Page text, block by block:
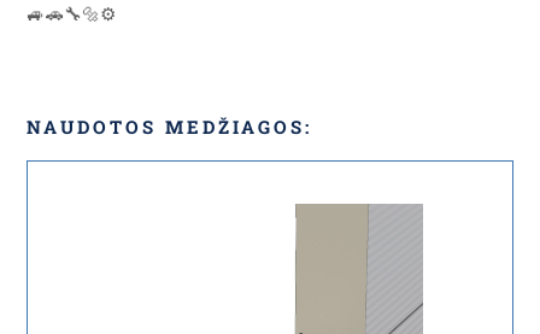
🚙🚗🔧🔩⚙️
NAUDOTOS MEDŽIAGOS: